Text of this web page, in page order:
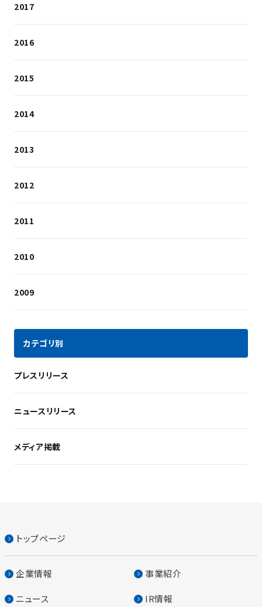
2017
2016
2015
2014
2013
2012
2011
2010
2009
カテゴリ別
プレスリリース
ニュースリリース
メディア掲載
トップページ
企業情報 事業紹介
ニュース IR情報